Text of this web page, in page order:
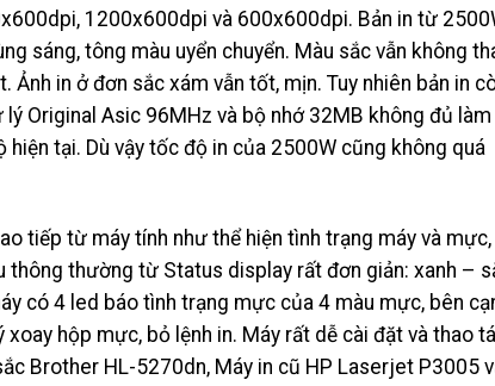
1200x600dpi và 600x600dpi. Bản in từ
sáng, tông màu uyển chuyển. Màu sắc vẫn không
Ảnh in ở đơn sắc xám vẫn tốt, mịn. Tuy nhiên bản in
Original Asic 96MHz và bộ nhớ 32MB không đủ làm
tại. Dù vậy tốc độ in của 2500W cũng không quá
tiếp từ máy tính như thể hiện tình trạng máy và mực,
thông thường từ Status display rất đơn giản: xanh –
có 4 led báo tình trạng mực của 4 màu mực, bên
hộp mực, bỏ lệnh in. Máy rất dễ cài đặt và thao
Brother HL-5270dn, Máy in cũ HP Laserjet P3005